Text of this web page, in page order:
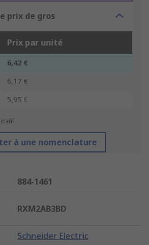
prix de gros
Prix par unité
6,42 €
6,17 €
5,95 €
à une nomenclature
884-1461
RXM2AB3BD
Schneider Electric